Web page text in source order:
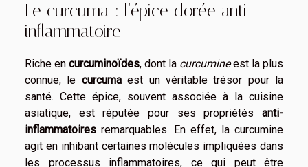
Le curcuma : l'épice dorée anti-
inflammatoire
Riche en curcuminoïdes, dont la curcumineest la plus
connue, le curcumaest un véritable trésor pour la
santé. Cette épice, souvent associée à la cuisine
asiatique, est réputée pour ses propriétés anti-
inflammatoires remarquables. En effet, la curcumine
agit en inhibant certaines molécules impliquées dans
les processus inflammatoires, ce qui peut être